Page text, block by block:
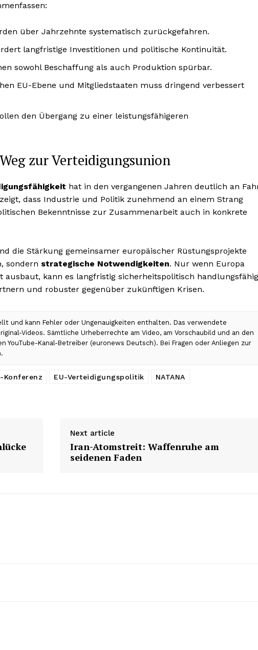
über Jahrzehnte systematisch zurückgefahren.
langfristige Investitionen und politische Kontinuität.
sowohl Beschaffung als auch Produktion spürbar.
EU-Ebene und Mitgliedstaaten muss dringend verbessert
den Übergang zu einer leistungsfähigeren
zur Verteidigungsunion
hat in den vergangenen Jahren deutlich an
dass Industrie und Politik zunehmend an einem Strang
Bekenntnisse zur Zusammenarbeit auch in konkrete
die Stärkung gemeinsamer europäischer Rüstungsprojekte
sondern strategische Notwendigkeiten. Nur wenn Europa
ausbaut, kann es langfristig sicherheitspolitisch handlungsfähig
und robuster gegenüber zukünftigen Krisen.
und kann Fehler oder Ungenauigkeiten enthalten. Das verwendete
Videos. Sämtliche Urheberrechte am Video, am Vorschaubild und an den
Kanal-Betreiber (euronews Deutsch). Bei Fragen oder Anliegen zur
Konferenz EU-Verteidigungspolitik
NATANA
Next article
Iran-Atomstreit: Waffenruhe am
seidenen Faden